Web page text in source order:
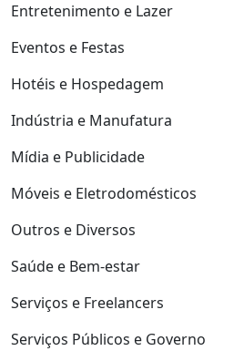
Entretenimento e Lazer
Eventos e Festas
Hotéis e Hospedagem
Indústria e Manufatura
Mídia e Publicidade
Móveis e Eletrodomésticos
Outros e Diversos
Saúde e Bem-estar
Serviços e Freelancers
Serviços Públicos e Governo